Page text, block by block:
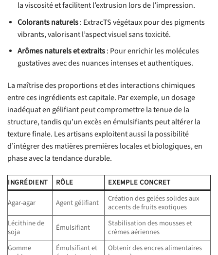
la viscosité et facilitent l’extrusion lors de l’impression.
Colorants naturels: ExtracTS végétaux pour des pigments
vibrants, valorisant l’aspect visuel sans toxicité.
Arômes naturels et extraits: Pour enrichir les molécules
gustatives avec des nuances intenses et authentiques.
La maîtrise des proportions et des interactions chimiques
entre ces ingrédients est capitale. Par exemple, un dosage
inadéquat en gélifiant peut compromettre la tenue de la
structure, tandis qu’un excès en émulsifiants peut altérer la
texture finale. Les artisans exploitent aussi la possibilité
d’intégrer des matières premières locales et biologiques, en
phase avec la tendance durable.
INGRÉDIENT RÔLE EXEMPLE CONCRET
Agar-agar Agent gélifiant
Création des gelées solides aux
accents de fruits exotiques
Lécithine de
soja
Émulsifiant
Stabilisation des mousses et
crèmes aériennes
Gomme
Émulsifiant et
Obtenir des encres alimentaires